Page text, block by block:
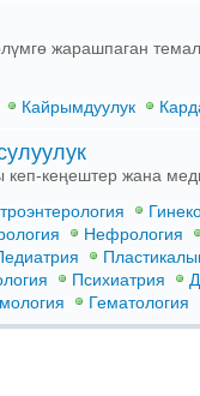
жарашпаган
Кайрымдуулук
кеп-кеңештер жана
Нефрология
Психиатрия
Гематология